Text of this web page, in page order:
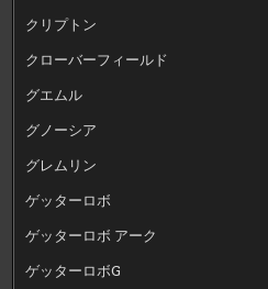
クリプトン
クローバーフィールド
グエムル
グノーシア
グレムリン
ゲッターロボ
ゲッターロボ アーク
ゲッターロボG